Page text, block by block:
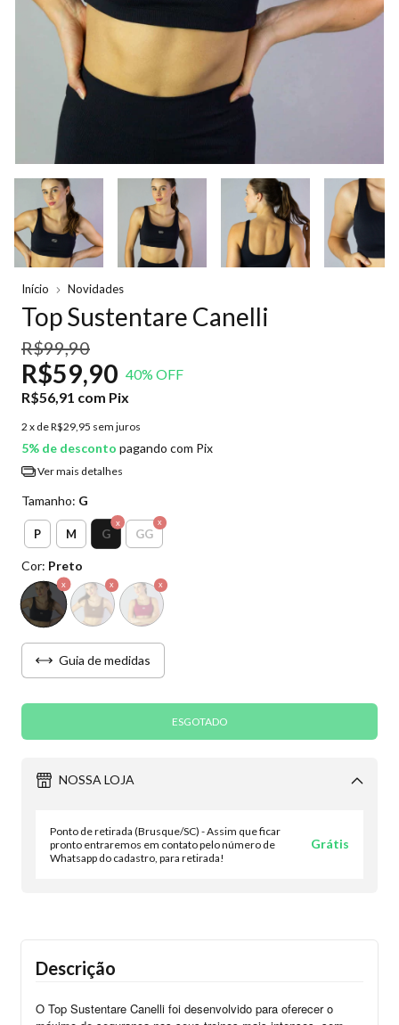
Início Novidades
Top Sustentare Canelli
R$99,90
R$59,90 40% OFF
R$56,91 com Pix
2 x deR$29,95 sem juros
5% de desconto pagando com Pix
Ver mais detalhes
Tamanho: G
P M G GG
Cor: Preto
Guia de medidas
NOSSA LOJA
Ponto de retirada (Brusque/SC) - Assim que ficar
pronto entraremos em contato pelo número de
Whatsapp do cadastro, para retirada!
Grátis
Descrição
O Top Sustentare Canelli foi desenvolvido para oferecer o